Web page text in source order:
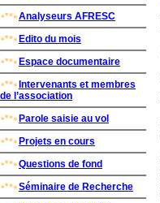
Analyseurs AFRESC
Edito du mois
Espace documentaire
Intervenants et membres
de l’association
Parole saisie au vol
Projets en cours
Questions de fond
Séminaire de Recherche